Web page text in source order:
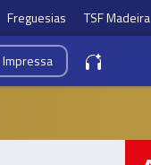
Freguesias TSF Madeira
Impressa